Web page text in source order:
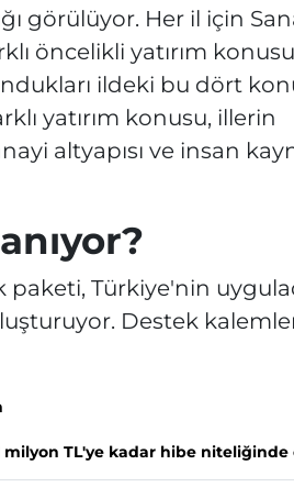
görülüyor. Her il için
öncelikli yatırım konusu
ildeki bu dört
yatırım konusu, illerin
altyapısı ve insan
Türkiye'nin
Destek
milyon TL'ye kadar hibe